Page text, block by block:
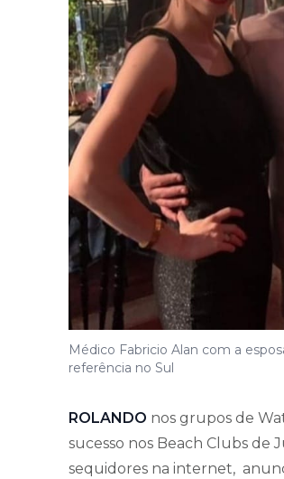
Médico Fabricio Alan com a
referência no Sul
ROLANDO nos grupos de
sucesso nos Beach Clubs de
sequidores na internet,